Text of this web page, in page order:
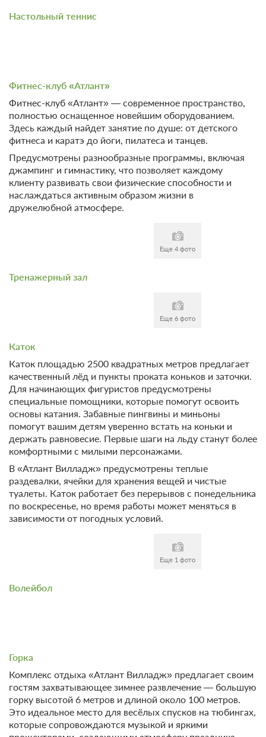
Настольный теннис
Фитнес-клуб «Атлант»
Фитнес-клуб «Атлант» — современное пространство,
полностью оснащенное новейшим оборудованием.
Здесь каждый найдет занятие по душе: от детского
фитнеса и каратэ до йоги, пилатеса и танцев.
Предусмотрены разнообразные программы, включая
джампинг и гимнастику, что позволяет каждому
клиенту развивать свои физические способности и
наслаждаться активным образом жизни в
дружелюбной атмосфере.
Еще 4 фото
Тренажерный зал
Еще 6 фото
Каток
Каток площадью 2500 квадратных метров предлагает
качественный лёд и пункты проката коньков и заточки.
Для начинающих фигуристов предусмотрены
специальные помощники, которые помогут освоить
основы катания. Забавные пингвины и миньоны
помогут вашим детям уверенно встать на коньки и
держать равновесие. Первые шаги на льду станут более
комфортными с милыми персонажами.
В «Атлант Вилладж» предусмотрены теплые
раздевалки, ячейки для хранения вещей и чистые
туалеты. Каток работает без перерывов с понедельника
по воскресенье, но время работы может меняться в
зависимости от погодных условий.
Еще 1 фото
Волейбол
Горка
Комплекс отдыха «Атлант Вилладж» предлагает своим
гостям захватывающее зимнее развлечение — большую
горку высотой 6 метров и длиной около 100 метров.
Это идеальное место для весёлых спусков на тюбингах,
которые сопровождаются музыкой и яркими